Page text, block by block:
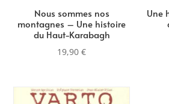
Nous sommes nos
montagnes – Une histoire
du Haut-Karabagh
19,90€
Une